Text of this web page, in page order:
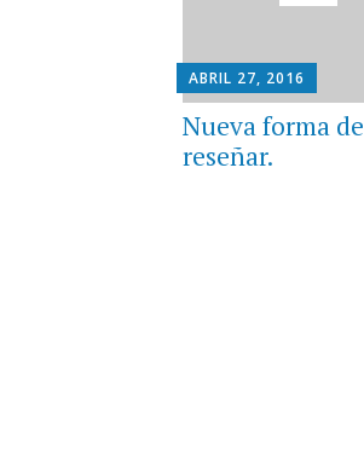
ABRIL 27, 2016
Nueva forma de
reseñar.